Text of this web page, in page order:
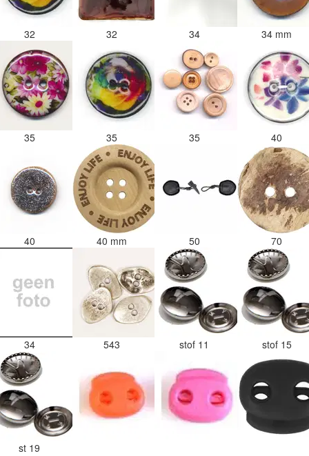
32 32 34 34 mm
35 35 35 40
40 40 mm 50 70
34 543 stof 11 stof 15
st 19